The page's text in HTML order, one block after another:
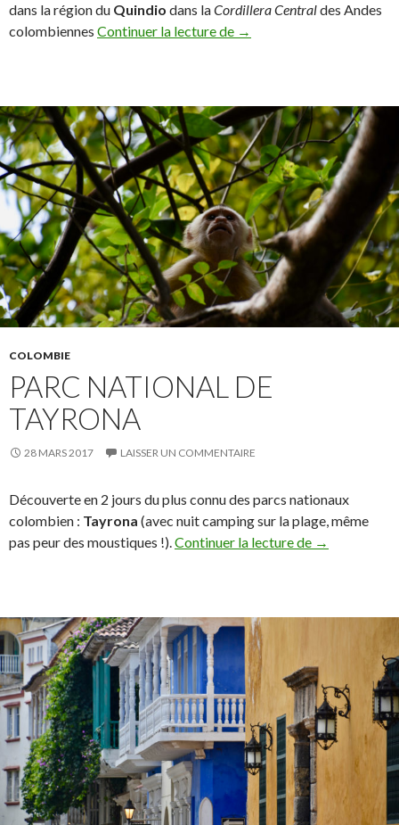
dans la région du Quindio dans laCordillera Centraldes Andes
colombiennes Continuer la lecture de Salento : la zona cafetera
→
COLOMBIE
PARC NATIONAL DE
TAYRONA
28 MARS 2017 LAISSER UN COMMENTAIRE
Découverte en 2 jours du plus connu des parcs nationaux
colombien : Tayrona (avec nuit camping sur la plage, même
pas peur des moustiques !).Continuer la lecture de Parc
→